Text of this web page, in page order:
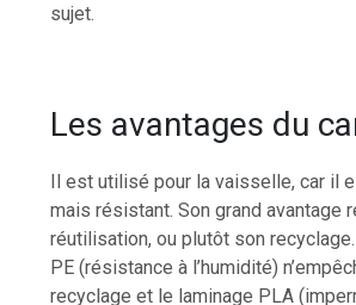
sujet.
Les avantages du
Il est utilisé pour la vaisselle, car il
mais résistant. Son grand avantage
réutilisation, ou plutôt son
PE (résistance à l’humidité)
recyclage et le laminage PLA